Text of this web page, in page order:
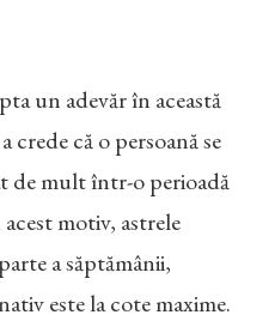
un adevăr în această
crede că o persoană se
de mult într-o perioadă
motiv, astrele
a săptămânii,
este la cote maxime.